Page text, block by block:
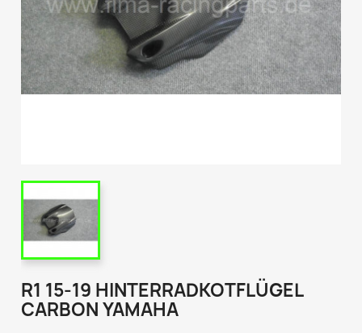
R1 15-19 HINTERRADKOTFLÜGEL
CARBON YAMAHA